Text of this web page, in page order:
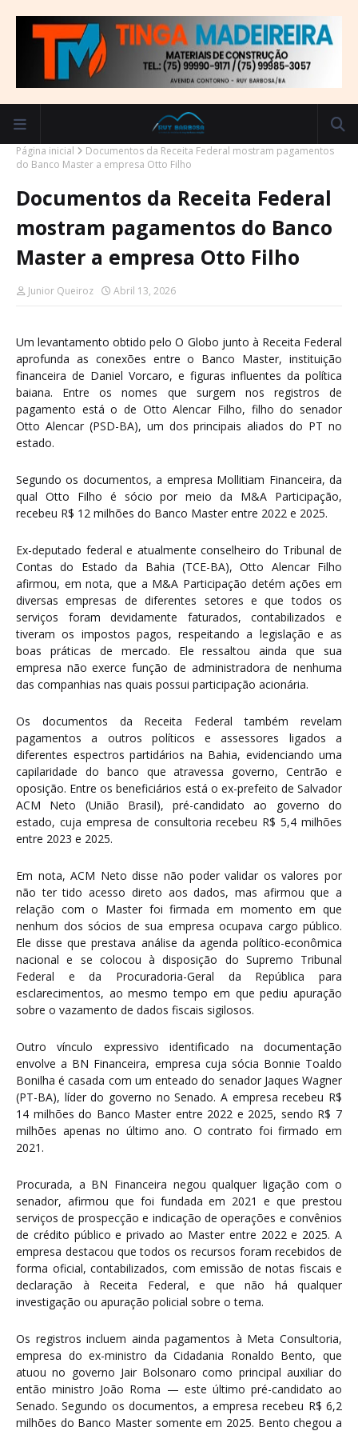
Página inicial
Documentos da Receita Federal mostram pagamentos
do Banco Master a empresa Otto Filho
Documentos da Receita Federal
mostram pagamentos do Banco
Master a empresa Otto Filho
Junior Queiroz Abril 13, 2026
Um levantamento obtido pelo O Globo junto à Receita Federal
aprofunda as conexões entre o Banco Master, instituição
financeira de Daniel Vorcaro, e figuras influentes da política
baiana. Entre os nomes que surgem nos registros de
pagamento está o de Otto Alencar Filho, filho do senador
Otto Alencar (PSD-BA), um dos principais aliados do PT no
estado.
Segundo os documentos, a empresa Mollitiam Financeira, da
qual Otto Filho é sócio por meio da M&A Participação,
recebeu R$ 12 milhões do Banco Master entre 2022 e 2025.
Ex-deputado federal e atualmente conselheiro do Tribunal de
Contas do Estado da Bahia (TCE-BA), Otto Alencar Filho
afirmou, em nota, que a M&A Participação detém ações em
diversas empresas de diferentes setores e que todos os
serviços foram devidamente faturados, contabilizados e
tiveram os impostos pagos, respeitando a legislação e as
boas práticas de mercado. Ele ressaltou ainda que sua
empresa não exerce função de administradora de nenhuma
das companhias nas quais possui participação acionária.
Os documentos da Receita Federal também revelam
pagamentos a outros políticos e assessores ligados a
diferentes espectros partidários na Bahia, evidenciando uma
capilaridade do banco que atravessa governo, Centrão e
oposição. Entre os beneficiários está o ex-prefeito de Salvador
ACM Neto (União Brasil), pré-candidato ao governo do
estado, cuja empresa de consultoria recebeu R$ 5,4 milhões
entre 2023 e 2025.
Em nota, ACM Neto disse não poder validar os valores por
não ter tido acesso direto aos dados, mas afirmou que a
relação com o Master foi firmada em momento em que
nenhum dos sócios de sua empresa ocupava cargo público.
Ele disse que prestava análise da agenda político-econômica
nacional e se colocou à disposição do Supremo Tribunal
Federal e da Procuradoria-Geral da República para
esclarecimentos, ao mesmo tempo em que pediu apuração
sobre o vazamento de dados fiscais sigilosos.
Outro vínculo expressivo identificado na documentação
envolve a BN Financeira, empresa cuja sócia Bonnie Toaldo
Bonilha é casada com um enteado do senador Jaques Wagner
(PT-BA), líder do governo no Senado. A empresa recebeu R$
14 milhões do Banco Master entre 2022 e 2025, sendo R$ 7
milhões apenas no último ano. O contrato foi firmado em
2021.
Procurada, a BN Financeira negou qualquer ligação com o
senador, afirmou que foi fundada em 2021 e que prestou
serviços de prospecção e indicação de operações e convênios
de crédito público e privado ao Master entre 2022 e 2025. A
empresa destacou que todos os recursos foram recebidos de
forma oficial, contabilizados, com emissão de notas fiscais e
declaração à Receita Federal, e que não há qualquer
investigação ou apuração policial sobre o tema.
Os registros incluem ainda pagamentos à Meta Consultoria,
empresa do ex-ministro da Cidadania Ronaldo Bento, que
atuou no governo Jair Bolsonaro como principal auxiliar do
então ministro João Roma — este último pré-candidato ao
Senado. Segundo os documentos, a empresa recebeu R$ 6,2
milhões do Banco Master somente em 2025. Bento chegou a